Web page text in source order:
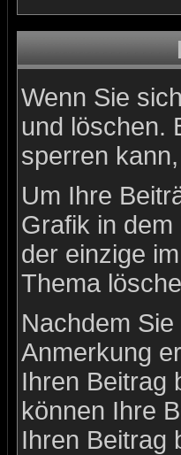
Wenn Sie
und löschen.
sperren
Um Ihre
Grafik in
der einzige
Thema
Nachdem
Anmerkung
Ihren Beitrag
können Ihre
Ihren Beitrag